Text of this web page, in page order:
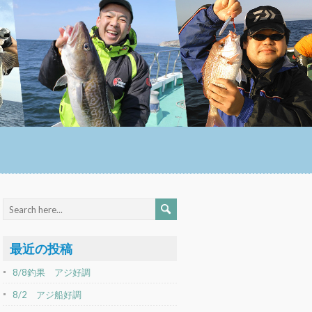
最近の投稿
8/8釣果 アジ好調
8/2 アジ船好調